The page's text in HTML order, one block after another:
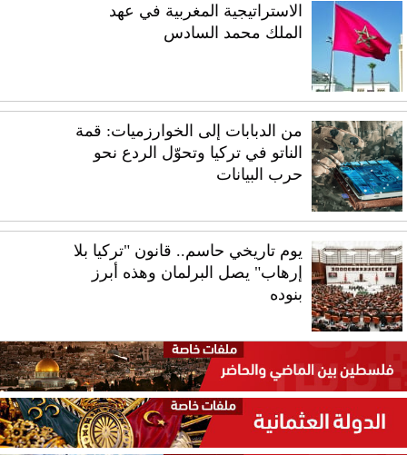
الاستراتيجية المغربية في عهد
الملك محمد السادس
من الدبابات إلى الخوارزميات: قمة
الناتو في تركيا وتحوّل الردع نحو
حرب البيانات
يوم تاريخي حاسم.. قانون "تركيا بلا
إرهاب" يصل البرلمان وهذه أبرز
بنوده